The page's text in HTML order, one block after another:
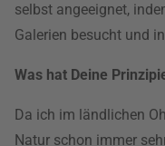
selbst angeeignet,
Galerien besucht und
Was hat Deine
Da ich im ländlichen
Natur schon immer